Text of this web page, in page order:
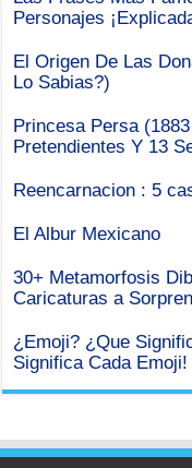
Personajes
El Origen De Las
Lo Sabias?)
Princesa Persa
Pretendientes Y 13
Reencarnacion : 5
El Albur Mexicano
30+ Metamorfosis
Caricaturas a
¿Emoji? ¿Que
Significa Cada Emoji!